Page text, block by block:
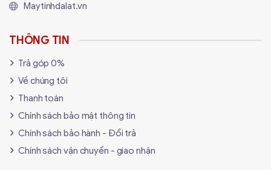
Maytinhdalat.vn
THÔNG TIN
Trả góp 0%
Về chúng tôi
Thanh toán
Chính sách bảo mật thông tin
Chính sách bảo hành - Đổi trả
Chính sách vận chuyển - giao nhận